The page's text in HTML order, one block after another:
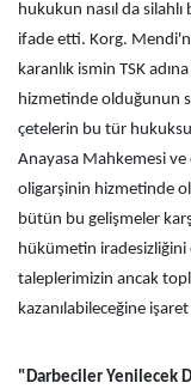
hukukun nasıl da
ifade etti. Korg.
karanlık ismin TSK
hizmetinde olduğunun
çetelerin bu tür
Anayasa Mahkemesi ve
oligarşinin hizmetinde
bütün bu gelişmeler
hükümetin
taleplerimizin ancak
kazanılabileceğine
"Darbeciler Yenilecek